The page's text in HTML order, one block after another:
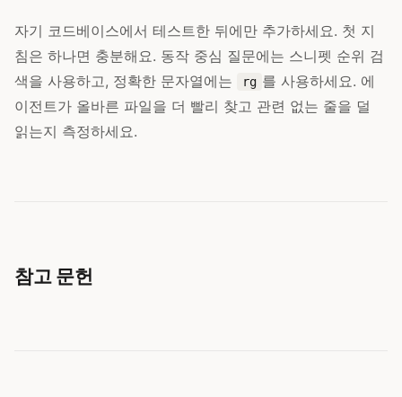
자기 코드베이스에서 테스트한 뒤에만 추가하세요. 첫 지
침은 하나면 충분해요. 동작 중심 질문에는 스니펫 순위 검
색을 사용하고, 정확한 문자열에는
rg 를 사용하세요. 에
이전트가 올바른 파일을 더 빨리 찾고 관련 없는 줄을 덜
읽는지 측정하세요.
참고 문헌